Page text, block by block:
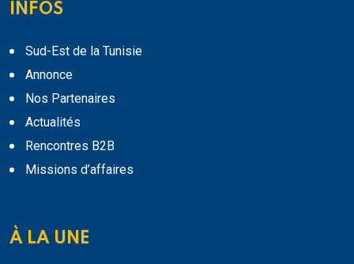
INFOS
Sud-Est de la Tunisie
Annonce
Nos Partenaires
Actualités
Rencontres B2B
Missions d’affaires
À LA UNE